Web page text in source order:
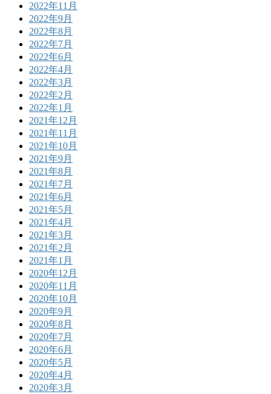
2022年11月
2022年9月
2022年8月
2022年7月
2022年6月
2022年4月
2022年3月
2022年2月
2022年1月
2021年12月
2021年11月
2021年10月
2021年9月
2021年8月
2021年7月
2021年6月
2021年5月
2021年4月
2021年3月
2021年2月
2021年1月
2020年12月
2020年11月
2020年10月
2020年9月
2020年8月
2020年7月
2020年6月
2020年5月
2020年4月
2020年3月